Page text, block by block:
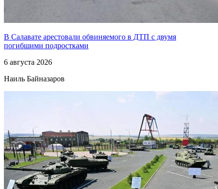
В Салавате арестовали обвиняемого в ДТП с двумя
погибшими подростками
6 августа 2026
Наиль Байназаров